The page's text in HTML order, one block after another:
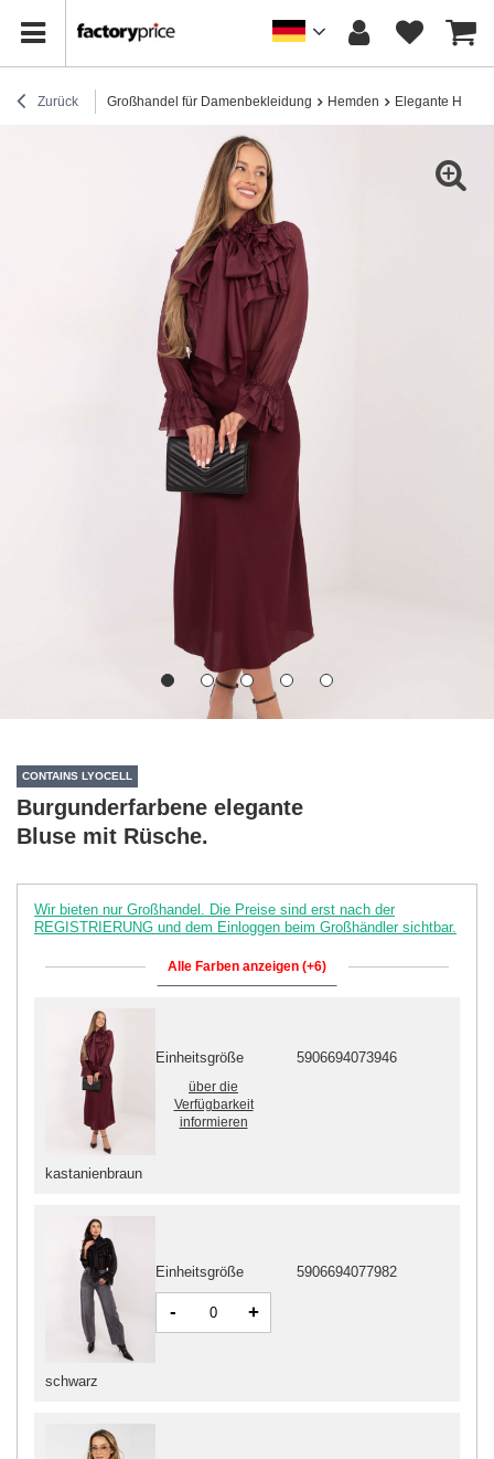
Zurück Großhandel für Damenbekleidung Hemden Elegante
CONTAINS LYOCELL
Burgunderfarbene elegante
Bluse mit Rüsche.
Wir bieten nur Großhandel. Die Preise sind erst nach der
REGISTRIERUNG und dem Einloggen beim Großhändler sichtbar.
Alle Farben anzeigen (+6)
schwarz
Einheitsgröße 5906694077982
- +
kastanienbraun
Einheitsgröße 5906694073946
über die
Verfügbarkeit
informieren